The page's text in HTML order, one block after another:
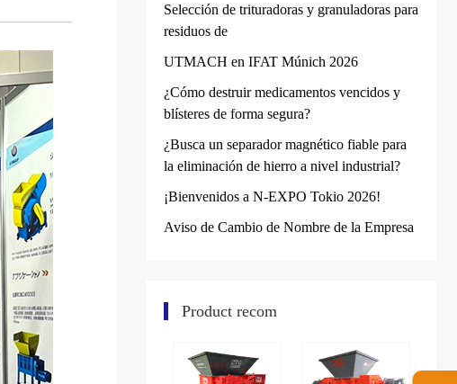
Selección de trituradoras y granuladoras para
residuos de
UTMACH en IFAT Múnich 2026
¿Cómo destruir medicamentos vencidos y
blísteres de forma segura?
¿Busca un separador magnético fiable para
la eliminación de hierro a nivel industrial?
¡Bienvenidos a N-EXPO Tokio 2026!
Aviso de Cambio de Nombre de la Empresa
Product recom